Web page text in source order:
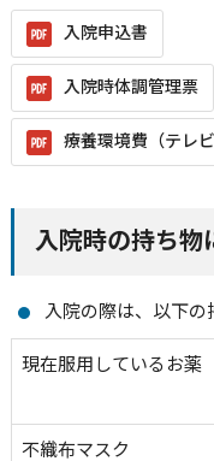
入院申込書
入院時体調管理票
療養環境費（テレ
入院時の持ち物
入院の際は、以下の
現在服用しているお薬
不織布マスク